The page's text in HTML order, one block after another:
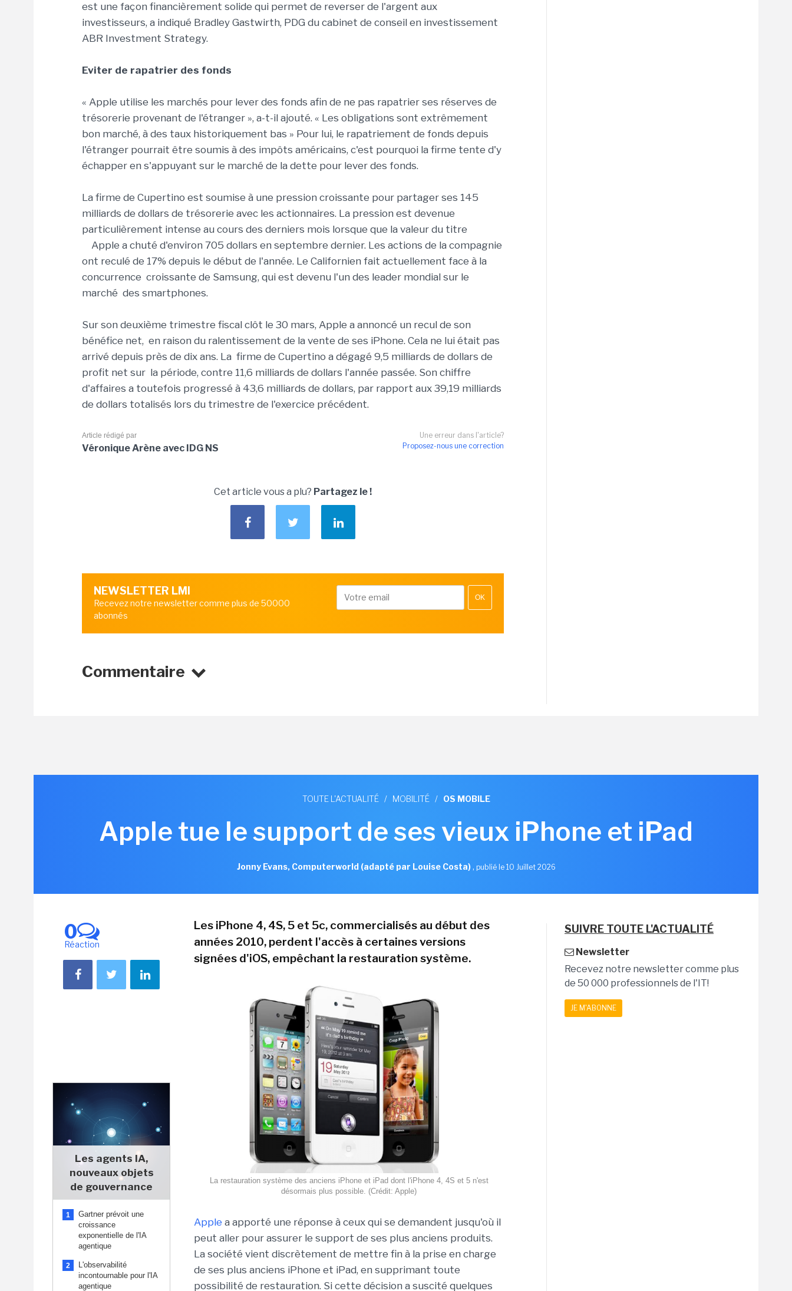
est une façon financièrement solide qui permet de reverser de l'argent aux
investisseurs, a indiqué Bradley Gastwirth, PDG du cabinet de conseil en investissement
ABR Investment Strategy.
Eviter de rapatrier des fonds
« Apple utilise les marchés pour lever des fonds afin de ne pas rapatrier ses réserves de
trésorerie provenant de l'étranger », a-t-il ajouté. « Les obligations sont extrêmement
bon marché, à des taux historiquement bas » Pour lui, le rapatriement de fonds depuis
l'étranger pourrait être soumis à des impôts américains, c'est pourquoi la firme tente d'y
échapper en s'appuyant sur le marché de la dette pour lever des fonds.
La firme de Cupertino est soumise à une pression croissante pour partager ses 145
milliards de dollars de trésorerie avec les actionnaires. La pression est devenue
particulièrement intense au cours des derniers mois lorsque que la valeur du titre
Apple a chuté d'environ 705 dollars en septembre dernier. Les actions de la compagnie
ont reculé de 17% depuis le début de l'année. Le Californien fait actuellement face à la
concurrence croissante de Samsung, qui est devenu l'un des leader mondial sur le
marché des smartphones.
Sur son deuxième trimestre fiscal clôt le 30 mars, Apple a annoncé un recul de son
bénéfice net, en raison du ralentissement de la vente de ses iPhone. Cela ne lui était pas
arrivé depuis près de dix ans. La firme de Cupertino a dégagé 9,5 milliards de dollars de
profit net sur la période, contre 11,6 milliards de dollars l'année passée. Son chiffre
d'affaires a toutefois progressé à 43,6 milliards de dollars, par rapport aux 39,19 milliards
de dollars totalisés lors du trimestre de l'exercice précédent.
Une erreur dans l'article?
Proposez-nous une correction
Article rédigé par
Véronique Arène avec IDG NS
Cet article vous a plu? Partagez le !
NEWSLETTER LMI
Recevez notre newsletter comme plus de 50000
abonnés
OK
Commentaire
TOUTE L'ACTUALITÉ / MOBILITÉ / OS MOBILE
Apple tue le support de ses vieux iPhone et iPad
Jonny Evans, Computerworld (adapté par Louise Costa), publié le 10 Juillet 2026
0
Réaction
Les agents IA,
nouveaux objets
de gouvernance
1
Gartner prévoit une
croissance
exponentielle de l'IA
agentique
2
L'observabilité
incontournable pour l'IA
agentique
Les iPhone 4, 4S, 5 et 5c, commercialisés au début des
années 2010, perdent l'accès à certaines versions
signées d'iOS, empêchant la restauration système.
La restauration système des anciens iPhone et iPad dont l'iPhone 4, 4S et 5 n'est
désormais plus possible. (Crédit: Apple)
Apple a apporté une réponse à ceux qui se demandent jusqu'où il
peut aller pour assurer le support de ses plus anciens produits.
La société vient discrètement de mettre fin à la prise en charge
de ses plus anciens iPhone et iPad, en supprimant toute
possibilité de restauration. Si cette décision a suscité quelques
SUIVRE TOUTE L'ACTUALITÉ
Newsletter
Recevez notre newsletter comme plus
de 50 000 professionnels de l'IT!
JE M'ABONNE